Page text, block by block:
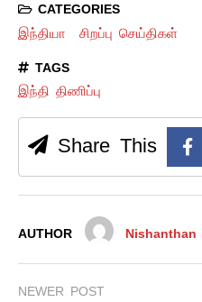
CATEGORIES
இந்தியா சிறப்பு செய்திகள்
TAGS
இந்தி திணிப்பு
Share This
AUTHOR Nishanthan
NEWER POST